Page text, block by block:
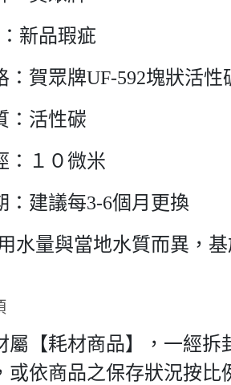
新品瑕疵
：賀眾牌UF-592塊狀活性
活性碳
１０微米
：建議每3-6個月更換
水量與當地水質而異，
屬【耗材商品】，一經
或依商品之保存狀況按比